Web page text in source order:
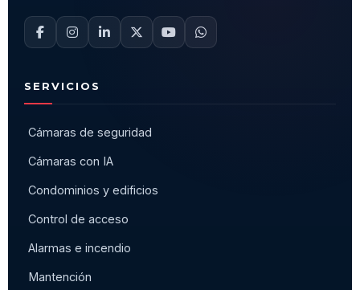
SERVICIOS
Cámaras de seguridad
Cámaras con IA
Condominios y edificios
Control de acceso
Alarmas e incendio
Mantención